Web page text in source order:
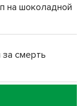
на шоколадной
смерть